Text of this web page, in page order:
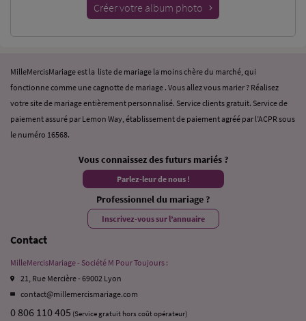
Créer votre album photo
MilleMercisMariage est la liste de mariage la moins chère du marché, qui
fonctionne comme une cagnotte de mariage . Vous allez vous marier ? Réalisez
votre site de mariage entièrement personnalisé. Service clients gratuit. Service de
paiement assuré par Lemon Way, établissement de paiement agréé par l’ACPR sous
le numéro 16568.
Vous connaissez des futurs mariés ?
Parlez-leur de nous !
Professionnel du mariage ?
Inscrivez-vous sur l’annuaire
Contact
MilleMercisMariage - Société M Pour Toujours :
21, Rue Mercière - 69002 Lyon
contact@millemercismariage.com
0 806 110 405 (Service gratuit hors coût opérateur)